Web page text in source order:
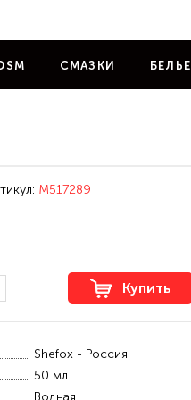
СМАЗКИ БЕЛЬЕ
M517289
Купить
Shefox - Россия
50 мл
Водная